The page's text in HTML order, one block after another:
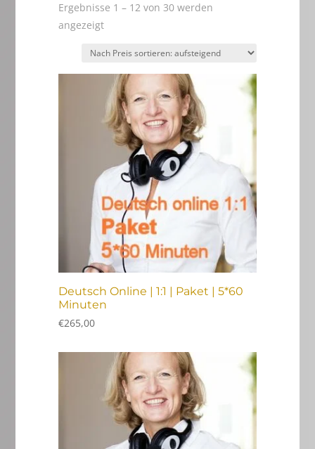
Ergebnisse 1 – 12 von 30 werden
angezeigtNach
sortiert:
aufsteigend
Deutsch Online | 1:1 | Paket | 5*60
Minuten
€265,00